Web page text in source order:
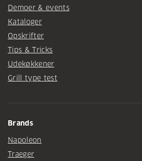
Demoer & events
Kataloger
Opskrifter
Tips & Tricks
Udekøkkener
Grill type test
Brands
Napoleon
Traeger